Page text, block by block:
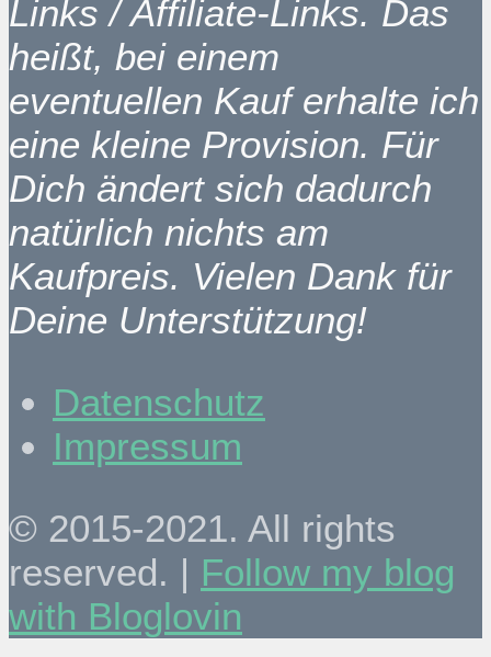
Links / Affiliate-Links. Das
heißt, bei einem
eventuellen Kauf erhalte ich
eine kleine Provision. Für
Dich ändert sich dadurch
natürlich nichts am
Kaufpreis. Vielen Dank für
Deine Unterstützung!
Datenschutz
Impressum
© 2015-2021. All rights
reserved. | Follow my blog
with Bloglovin